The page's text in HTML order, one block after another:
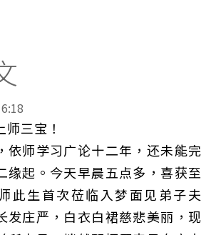
三宝！
依师学习广论十二年，还未能完
缘起。今天早晨五点多，喜获至
此生首次莅临入梦面见弟子夫
发庄严，白衣白裙慈悲美丽，现